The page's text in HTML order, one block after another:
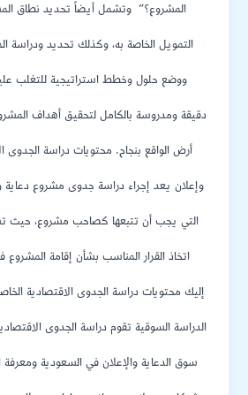
المشروع؟” وتشمل أيضاً تحديد نطاق
التمويل الخاصة به، وكذلك تحديد ودراسة
ووضع حلول وخطط استراتيجية للتغلب
دقيقة ومدروسة بالكامل لتحقيق أهداف
أرض الواقع بنجاح. محتويات دراسة الجدوى
وإعلان يعد إجراء دراسة جدوى مشروع
التي يجب أن تتبعها كصاحب مشروع، حيث
اتخاذ القرار المناسب بشأن إقامة
إليك محتويات دراسة الجدوى الاقتصادية
الدراسة السوقية تقوم دراسة الجدوى
سوق الدعاية والإعلان في السعودية ومعرفة